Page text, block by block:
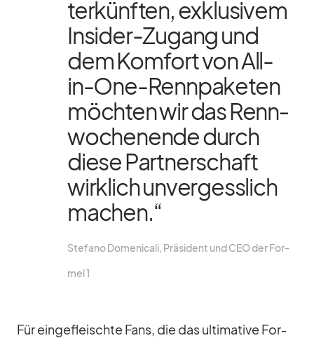
ter­künf­ten, ex­klu­si­vem
In­si­der-Zu­gang und
dem Kom­fort von All-
in-One-Renn­pa­ke­ten
möch­ten wir das Renn­
wo­chen­ende durch
diese Part­ner­schaft
wirk­lich un­ver­gess­lich
ma­chen.“
Ste­fano Do­me­ni­cali, Prä­si­dent und CEO der For­
mel 1
Für ein­ge­fleischte Fans, die das ul­ti­ma­tive For­